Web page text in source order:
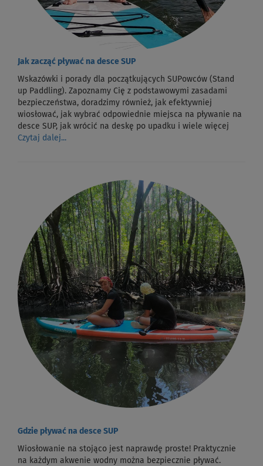
Jak zacząć pływać na desce SUP
Wskazówki i porady dla początkujących SUPowców (Stand
up Paddling). Zapoznamy Cię z podstawowymi zasadami
bezpieczeństwa, doradzimy również, jak efektywniej
wiosłować, jak wybrać odpowiednie miejsca na pływanie na
desce SUP, jak wrócić na deskę po upadku i wiele więcej
Czytaj dalej...
Gdzie pływać na desce SUP
Wiosłowanie na stojąco jest naprawdę proste! Praktycznie
na każdym akwenie wodny można bezpiecznie pływać.